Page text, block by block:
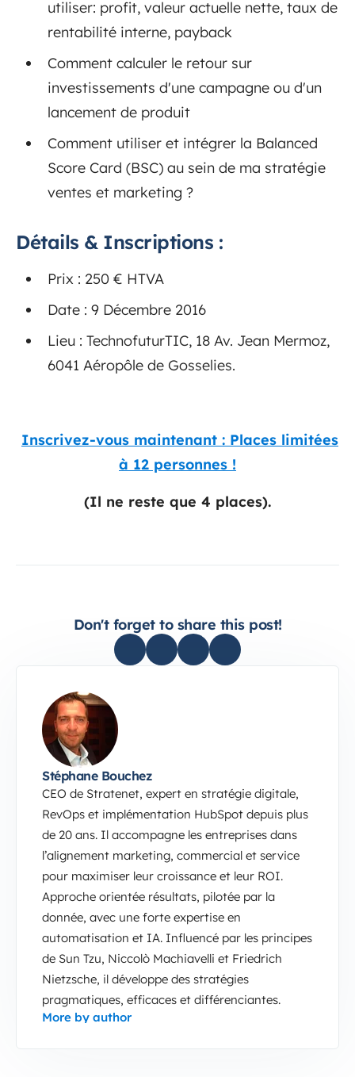
utiliser: profit, valeur actuelle nette, taux de
rentabilité interne, payback
Comment calculer le retour sur
investissements d'une campagne ou d'un
lancement de produit
Comment utiliser et intégrer la Balanced
Score Card (BSC) au sein de ma stratégie
ventes et marketing ?
Détails & Inscriptions :
Prix : 250 € HTVA
Date : 9 Décembre 2016
Lieu : TechnofuturTIC, 18 Av. Jean Mermoz,
6041 Aéropôle de Gosselies.
Inscrivez-vous maintenant : Places limitées
à 12 personnes !
(Il ne reste que 4 places).
Don't forget to share this post!
Stéphane Bouchez
CEO de Stratenet, expert en stratégie digitale,
RevOps et implémentation HubSpot depuis plus
de 20 ans. Il accompagne les entreprises dans
l’alignement marketing, commercial et service
pour maximiser leur croissance et leur ROI.
Approche orientée résultats, pilotée par la
donnée, avec une forte expertise en
automatisation et IA. Influencé par les principes
de Sun Tzu, Niccolò Machiavelli et Friedrich
Nietzsche, il développe des stratégies
pragmatiques, efficaces et différenciantes.
More by author